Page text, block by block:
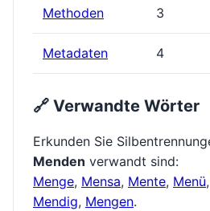
Methoden 3
Metadaten 4
🔗 Verwandte Wörter
Erkunden Sie
Menden verwandt sind:
Menge, Mensa, Mente, Menü,
Mendig, Mengen.